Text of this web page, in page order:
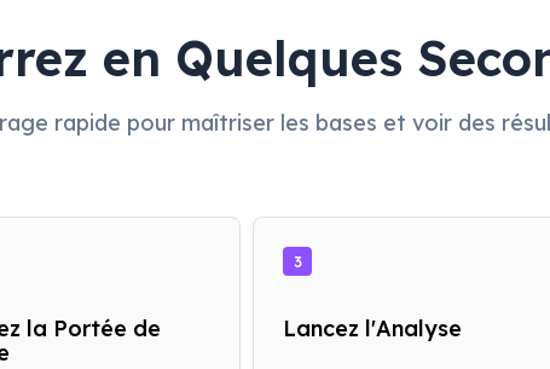
en Quelques
rapide pour maîtriser les bases et voir des
la Portée de
3
Lancez l'Analyse